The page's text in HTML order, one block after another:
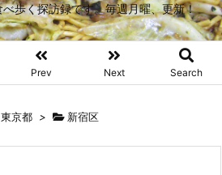
歩く探訪録です。毎週月曜、更新！
Prev Next Search
東京都 > 新宿区